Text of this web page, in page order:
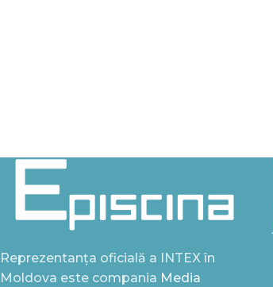
Reprezentanța oficială a INTEX în
Moldova este compania Media